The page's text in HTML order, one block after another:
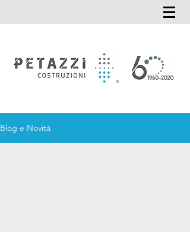
Blog e Novità